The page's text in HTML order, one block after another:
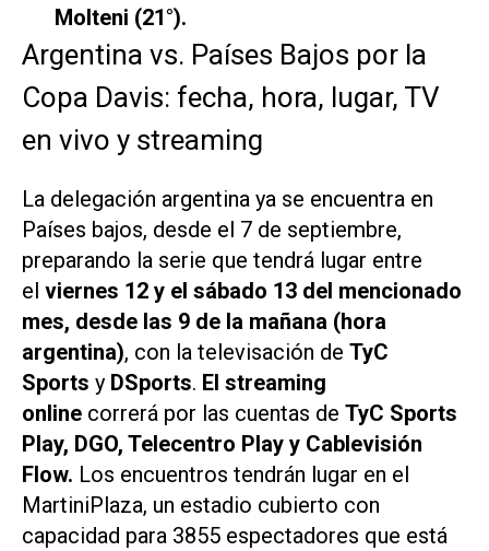
Molteni (21°).
Argentina vs. Países Bajos por la
Copa Davis: fecha, hora, lugar, TV
en vivo y streaming
La delegación argentina ya se encuentra en
Países bajos, desde el 7 de septiembre,
preparando la serie que tendrá lugar entre
el viernes 12 y el sábado 13 del mencionado
mes, desde las 9 de la mañana (hora
argentina), con la televisación de TyC
Sports y DSports. El streaming
online correrá por las cuentas de TyC Sports
Play, DGO, Telecentro Play y Cablevisión
Flow. Los encuentros tendrán lugar en el
MartiniPlaza, un estadio cubierto con
capacidad para 3855 espectadores que está